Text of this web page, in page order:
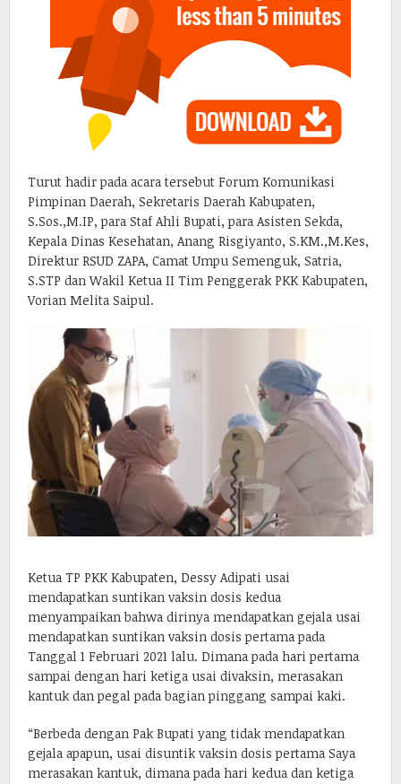
Turut hadir pada acara tersebut Forum Komunikasi
Pimpinan Daerah, Sekretaris Daerah Kabupaten,
S.Sos.,M.IP, para Staf Ahli Bupati, para Asisten Sekda,
Kepala Dinas Kesehatan, Anang Risgiyanto, S.KM.,M.Kes,
Direktur RSUD ZAPA, Camat Umpu Semenguk, Satria,
S.STP dan Wakil Ketua II Tim Penggerak PKK Kabupaten,
Vorian Melita Saipul.
Ketua TP PKK Kabupaten, Dessy Adipati usai
mendapatkan suntikan vaksin dosis kedua
menyampaikan bahwa dirinya mendapatkan gejala usai
mendapatkan suntikan vaksin dosis pertama pada
Tanggal 1 Februari 2021 lalu. Dimana pada hari pertama
sampai dengan hari ketiga usai divaksin, merasakan
kantuk dan pegal pada bagian pinggang sampai kaki.
“Berbeda dengan Pak Bupati yang tidak mendapatkan
gejala apapun, usai disuntik vaksin dosis pertama Saya
merasakan kantuk, dimana pada hari kedua dan ketiga